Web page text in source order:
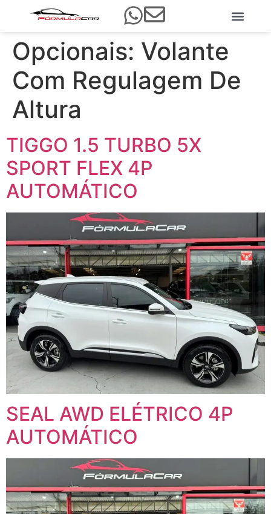
Opcionais: Volante
Com Regulagem De
Altura
TIGGO 1.5 TURBO 5X
SPORT FLEX 4P
AUTOMÁTICO
SEAL AWD ELÉTRICO 4P
AUTOMÁTICO